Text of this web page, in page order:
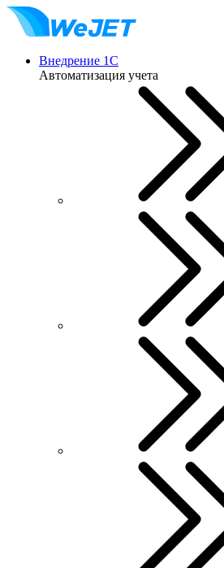
Внедрение 1С
Автоматизация учета